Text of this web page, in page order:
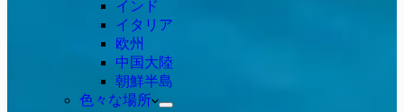
インド
イタリア
欧州
中国大陸
朝鮮半島
色々な場所